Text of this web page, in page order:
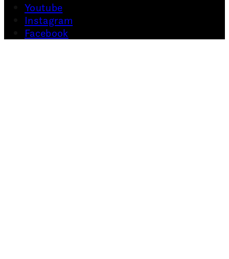
Youtube
Instagram
Facebook